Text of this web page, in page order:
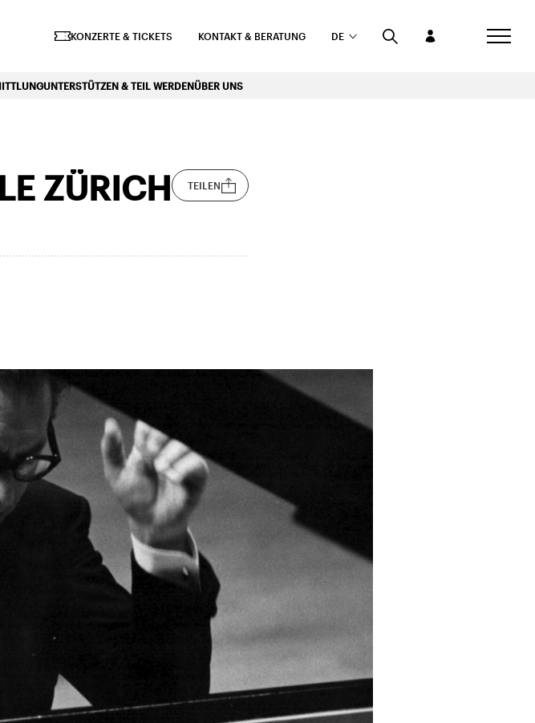
KONZERTE & TICKETS KONTAKT & BERATUNG DE
UNTERSTÜTZEN & TEIL WERDENÜBER UNS
ZÜRICH TEILEN